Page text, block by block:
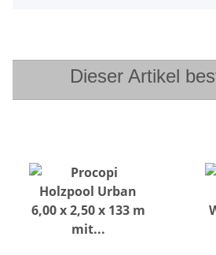
Dieser Artikel